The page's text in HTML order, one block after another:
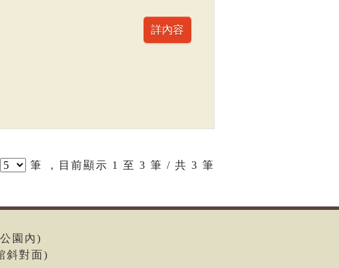
筆 ，目前顯示 1 至 3 筆 / 共 3 筆
園內)
斜對面)